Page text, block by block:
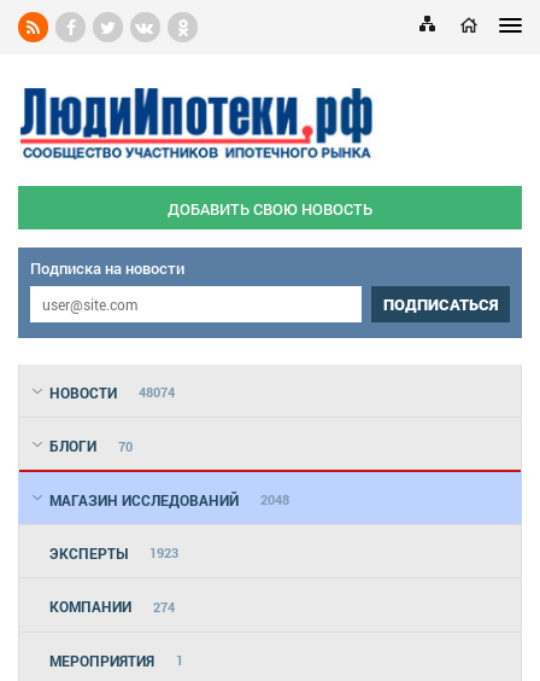
ДОБАВИТЬ СВОЮ НОВОСТЬ
Подписка на новости
ПОДПИСАТЬСЯ
НОВОСТИ 48074
БЛОГИ 70
МАГАЗИН ИССЛЕДОВАНИЙ 2048
ЭКСПЕРТЫ 1923
КОМПАНИИ 274
МЕРОПРИЯТИЯ 1